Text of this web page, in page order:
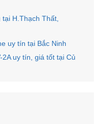
H.Thạch Thất,
uy tín tại Bắc Ninh
uy tín, giá tốt tại Củ